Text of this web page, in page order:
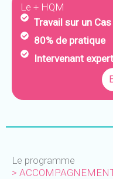
Le + HQM
Travail sur un
80% de pratique
Intervenant expert
Le programme
>